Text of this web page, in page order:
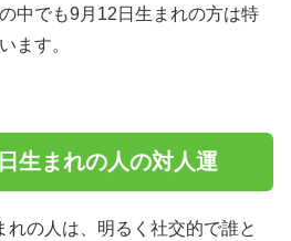
中でも9月12日生まれの方は特
ます。
生まれの人の対人運
れの人は、明るく社交的で誰と